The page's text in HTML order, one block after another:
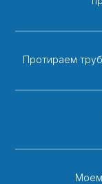
Протираем
Моем